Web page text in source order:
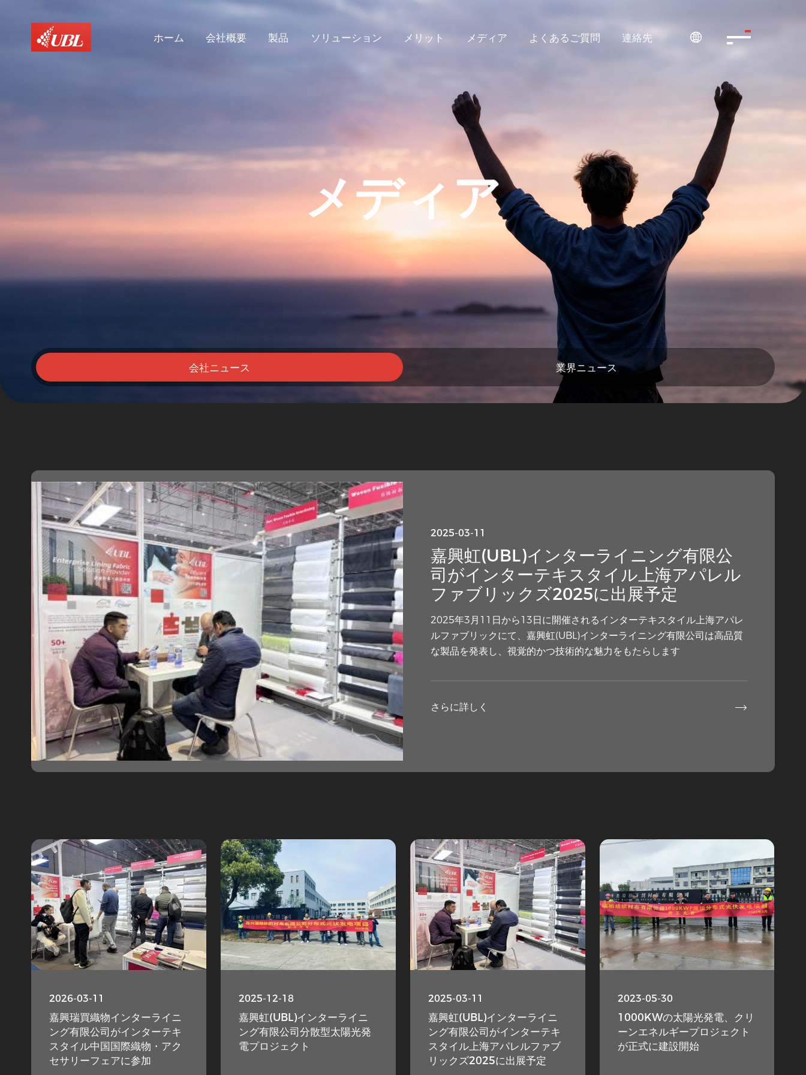
ホーム 会社概要 製品 ソリューション メリット メディア よくあるご質問 連絡先 
メディア
会社ニュース 業界ニュース
2025-03-11
嘉興虹(UBL)インターライニング有限公
司がインターテキスタイル上海アパレル
ファブリックズ2025に出展予定
2025年3月11日から13日に開催されるインターテキスタイル上海アパレ
ルファブリックにて、嘉興虹(UBL)インターライニング有限公司は高品質
な製品を発表し、視覚的かつ技術的な魅力をもたらします
さらに詳しく 
2026-03-11
嘉興瑞買織物インターライニ
ング有限公司がインターテキ
スタイル中国国際織物・アク
セサリーフェアに参加
2025-12-18
嘉興虹(UBL)インターライニ
ング有限公司分散型太陽光発
電プロジェクト
2025-03-11
嘉興虹(UBL)インターライニ
ング有限公司がインターテキ
スタイル上海アパレルファブ
リックズ2025に出展予定
2023-05-30
1000KWの太陽光発電、クリ
ーンエネルギープロジェクト
が正式に建設開始